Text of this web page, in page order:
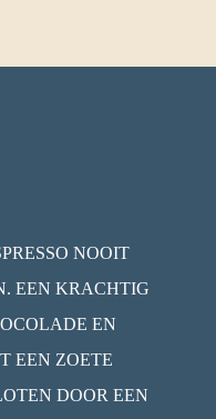
NOOIT
EEN KRACHTIG
EN
EEN ZOETE
DOOR EEN